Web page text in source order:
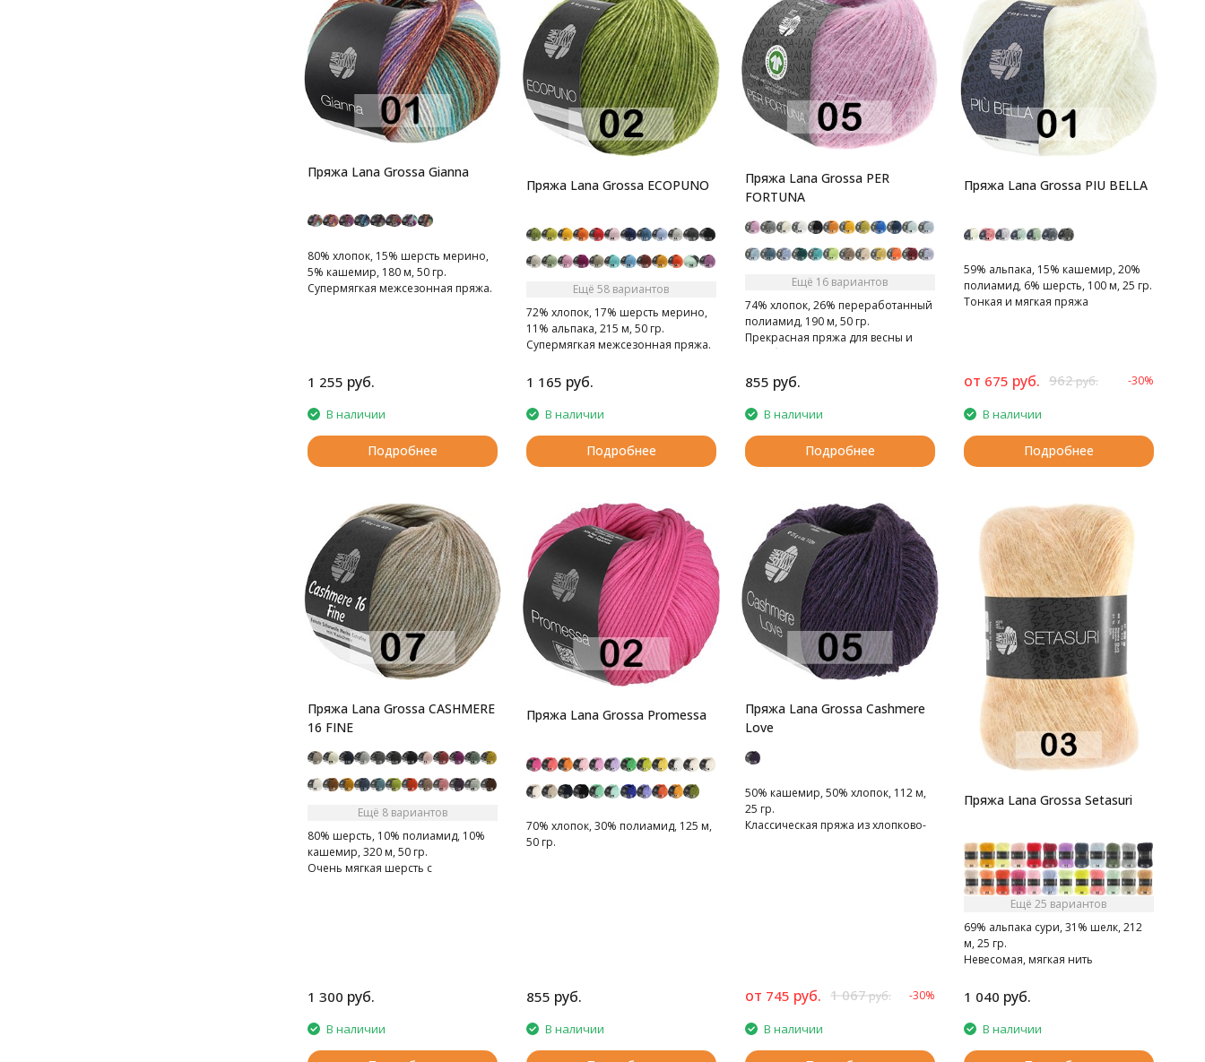
Пряжа Lana Grossa Gianna
80% хлопок, 15% шерсть мерино,
5% кашемир, 180 м, 50 гр.
Супермягкая межсезонная пряжа.
1 255 руб.
В наличии
Подробнее
Пряжа Lana Grossa ECOPUNO
Ещё 58 вариантов
72% хлопок, 17% шерсть мерино,
11% альпака, 215 м, 50 гр.
Супермягкая межсезонная пряжа.
1 165 руб.
В наличии
Подробнее
Пряжа Lana Grossa PER
FORTUNA
Ещё 16 вариантов
74% хлопок, 26% переработанный
полиамид, 190 м, 50 гр.
Прекрасная пряжа для весны и
лета благодаря охлаждающим
855 руб.
В наличии
Подробнее
Пряжа Lana Grossa PIU BELLA
59% альпака, 15% кашемир, 20%
полиамид, 6% шерсть, 100 м, 25 гр.
Тонкая и мягкая пряжа
от 675 руб. 962руб. -30%
В наличии
Подробнее
Пряжа Lana Grossa CASHMERE
16 FINE
Ещё 8 вариантов
80% шерсть, 10% полиамид, 10%
кашемир, 320 м, 50 гр.
Очень мягкая шерсть с
1 300 руб.
В наличии
Пряжа Lana Grossa Promessa
70% хлопок, 30% полиамид, 125 м,
50 гр.
855 руб.
В наличии
Пряжа Lana Grossa Cashmere
Love
50% кашемир, 50% хлопок, 112 м,
25 гр.
Классическая пряжа из хлопково-
от 745 руб. 1 067руб. -30%
В наличии
Пряжа Lana Grossa Setasuri
Ещё 25 вариантов
69% альпака сури, 31% шелк, 212
м, 25 гр.
Невесомая, мягкая нить
1 040 руб.
В наличии